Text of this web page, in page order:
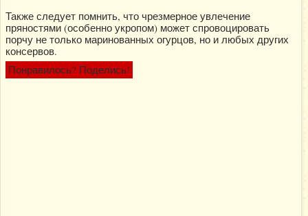
Также следует помнить, что чрезмерное увлечение
пряностями (особенно укропом) может спровоцировать
порчу не только маринованных огурцов, но и любых других
консервов.
Понравилось? Поделись!